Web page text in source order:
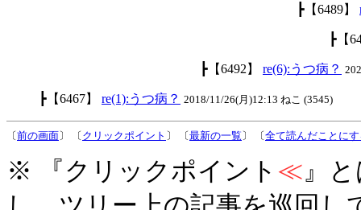
┣【6489】
┣【
┣【6492】 re(6):うつ病？
┣【6467】 re(1):うつ病？ 2018/11/26(月)12:13 ねこ (3545)
〔前の画面〕 〔 クリックポイント 〕 〔最新の一覧 〕 〔全て読んだことに
※ 『クリックポイント ≪』